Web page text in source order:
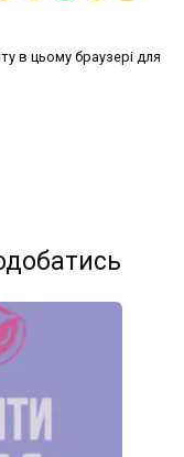
в цьому браузері для